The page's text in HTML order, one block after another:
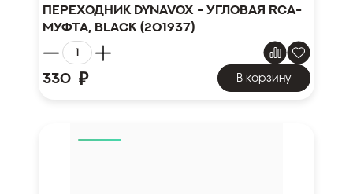
Переходник DYNAVOX - УГЛОВАЯ RCA-
МУФТА, BLACK (201937)
330 ₽ В корзину